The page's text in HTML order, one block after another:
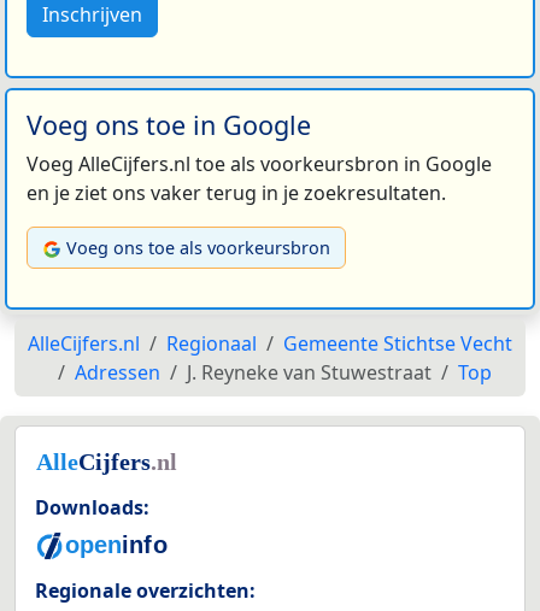
Inschrijven
Voeg ons toe in Google
Voeg AlleCijfers.nl toe als voorkeursbron in Google
en je ziet ons vaker terug in je zoekresultaten.
Voeg ons toe als voorkeursbron
AlleCijfers.nl Regionaal
Gemeente Stichtse Vecht
Adressen
J. Reyneke van Stuwestraat Top
Downloads:
Regionale overzichten: